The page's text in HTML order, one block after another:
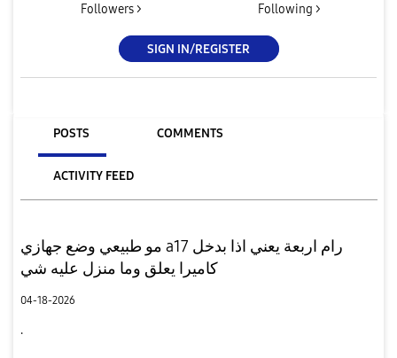
Followers > Following >
SIGN IN/REGISTER
POSTS COMMENTS
ACTIVITY FEED
مو طبيعي وضع جهازي a17 رام اربعة يعني اذا بدخل
كاميرا يعلق وما منزل عليه شي
04-18-2026
.